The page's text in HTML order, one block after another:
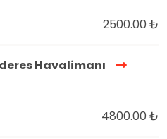
2500.00 ₺
Havalimanı
4800.00 ₺